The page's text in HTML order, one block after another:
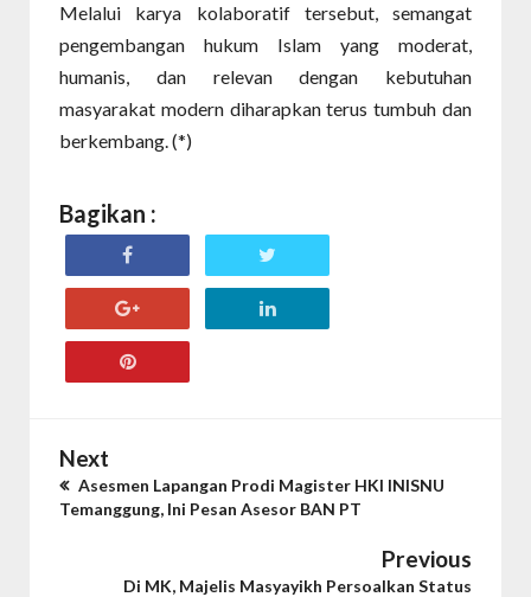
Melalui karya kolaboratif tersebut, semangat
pengembangan hukum Islam yang moderat,
humanis, dan relevan dengan kebutuhan
masyarakat modern diharapkan terus tumbuh dan
berkembang. (*)
Bagikan :
Next
Asesmen Lapangan Prodi Magister HKI INISNU
Temanggung, Ini Pesan Asesor BAN PT
Previous
Di MK, Majelis Masyayikh Persoalkan Status